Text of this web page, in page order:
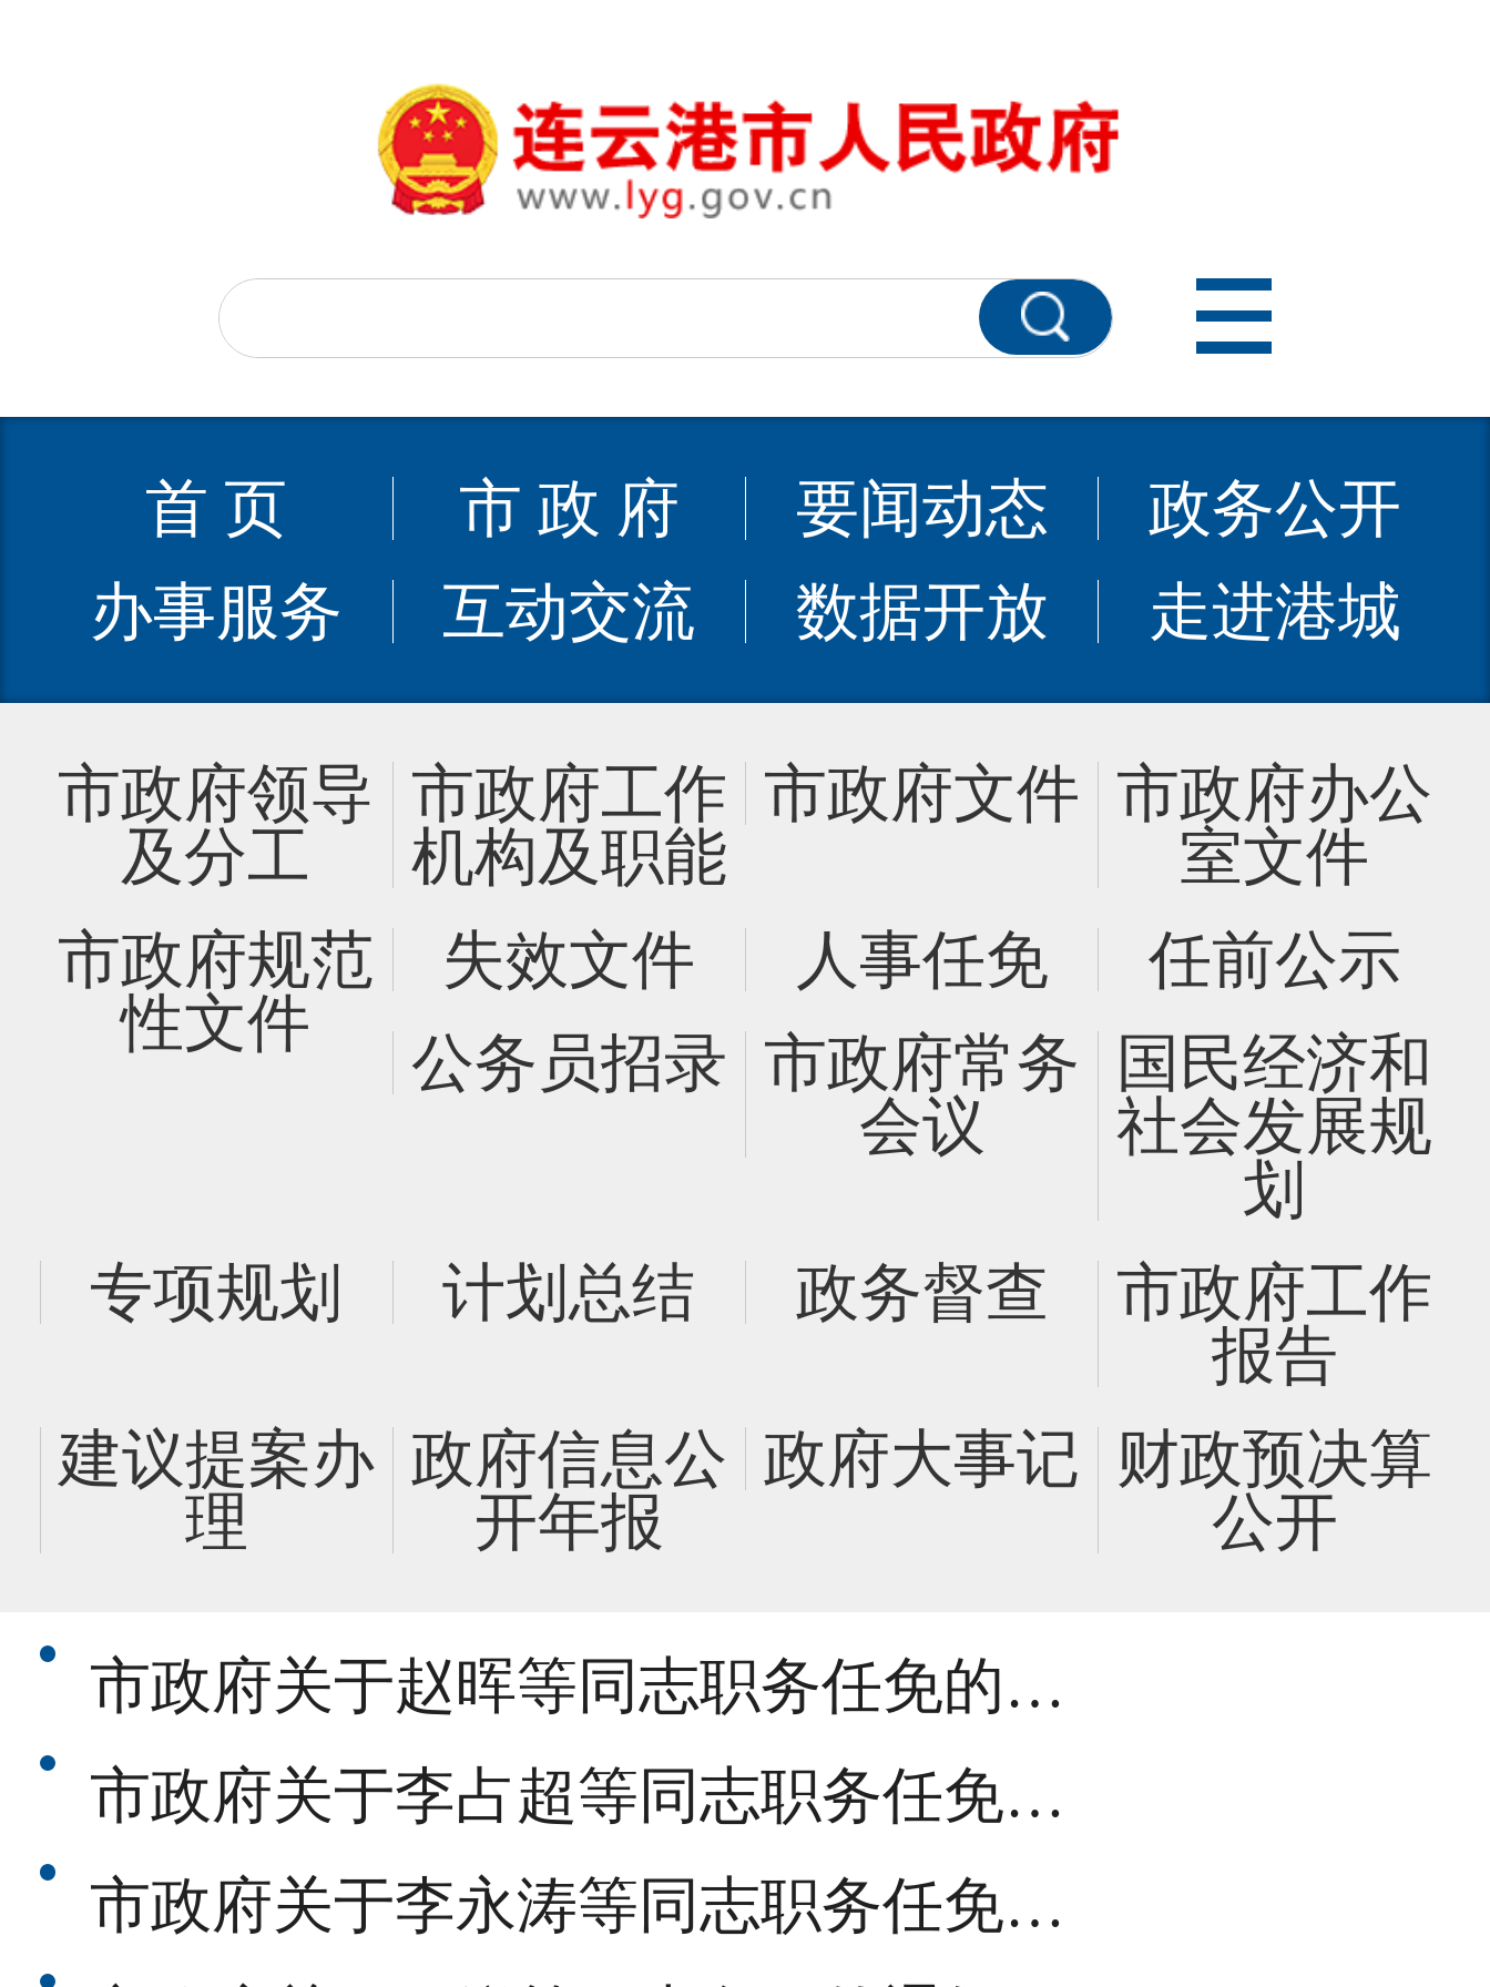
首 页 市 政 府 要闻动态
政务公开
办事服务
互动交流 数据开放 走进港城
市政府领导
及分工
市政府工作
机构及职能
市政府文件 市政府办公
室文件
市政府规范
性文件
失效文件 人事任免
任前公示
公务员招录 市政府常务
会议
国民经济和
社会发展规
划
专项规划
计划总结 政务督查
市政府工作
报告
建议提案办
理
政府信息公
开年报
政府大事记
财政预决算
公开
市政府关于赵晖等同志职务任免的…
市政府关于李占超等同志职务任免…
市政府关于李永涛等同志职务任免…